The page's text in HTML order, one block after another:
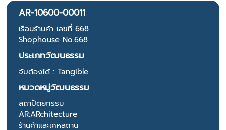
AR-10600-00011
เรือนร้านค้า เลขที่ 668
Shophouse No.668
ประเภทวัฒนธรรม
จับต้องได้ : Tangible.
หมวดหมู่วัฒนธรรม
สถาปัตยกรรม
AR:ARchitecture
ร้านค้าและเคหสถาน